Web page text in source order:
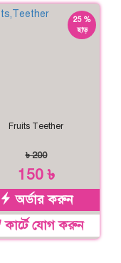
25 %
ছাড়
Fruits Teether
৳ 200
150 ৳
অর্ডার করুন
কার্টে যোগ করুন